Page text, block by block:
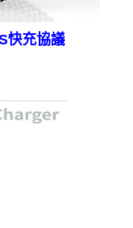
快充協議